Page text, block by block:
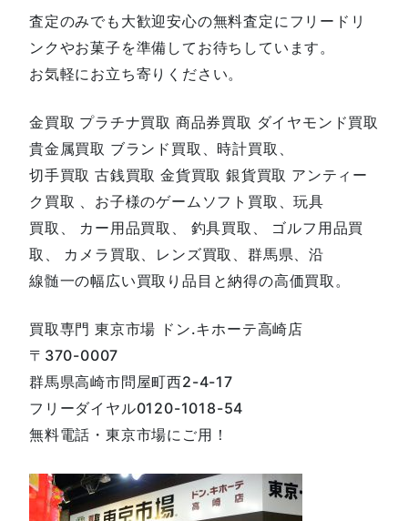
査定のみでも大歓迎安心の無料査定にフリードリ
ンクやお菓子を準備してお待ちしています。
お気軽にお立ち寄りください。
金買取 プラチナ買取 商品券買取 ダイヤモンド買取
貴金属買取 ブランド買取、時計買取、
切手買取 古銭買取 金貨買取 銀貨買取 アンティー
ク買取 、お子様のゲームソフト買取、玩具
買取、 カー用品買取、 釣具買取、 ゴルフ用品買
取、 カメラ買取、レンズ買取、群馬県、沿
線髄一の幅広い買取り品目と納得の高価買取。
買取専門 東京市場 ドン.キホーテ高崎店
〒370-0007
群馬県高崎市問屋町西2-4-17
フリーダイヤル0120-1018-54
無料電話・東京市場にご用！